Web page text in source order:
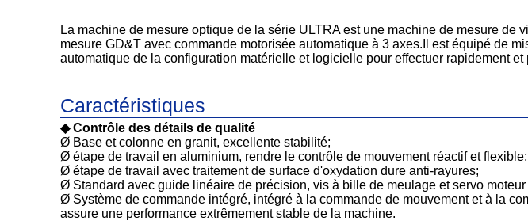
La machine de mesure optique de la série ULTRA est une machine de mesure
mesure GD&T avec commande motorisée automatique à 3 axes.Il est équipé de
automatique de la configuration matérielle et logicielle pour effectuer rapidement
Caractéristiques
◆ Contrôle des détails de qualité
Ø Base et colonne en granit, excellente stabilité;
Ø étape de travail en aluminium, rendre le contrôle de mouvement réactif et flexible;
Ø étape de travail avec traitement de surface d'oxydation dure anti-rayures;
Ø Standard avec guide linéaire de précision, vis à bille de meulage et servo
Ø Système de commande intégré, intégré à la commande de mouvement et à la
assure une performance extrêmement stable de la machine.